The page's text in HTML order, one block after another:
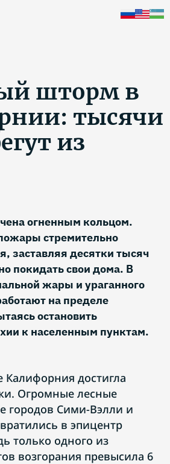
шторм в
тысячи
из
огненным кольцом.
стремительно
заставляя десятки тысяч
покидать свои дома. В
жары и ураганного
на пределе
остановить
к населенным пунктам.
Калифорния достигла
Огромные лесные
городов Сими-Вэлли и
в эпицентр
только одного из
возгорания превысила 6